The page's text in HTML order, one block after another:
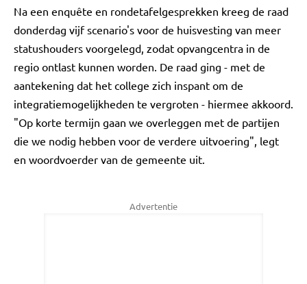
Na een enquête en rondetafelgesprekken kreeg de raad
donderdag vijf scenario's voor de huisvesting van meer
statushouders voorgelegd, zodat opvangcentra in de
regio ontlast kunnen worden. De raad ging - met de
aantekening dat het college zich inspant om de
integratiemogelijkheden te vergroten - hiermee akkoord.
"Op korte termijn gaan we overleggen met de partijen
die we nodig hebben voor de verdere uitvoering", legt
en woordvoerder van de gemeente uit.
Advertentie